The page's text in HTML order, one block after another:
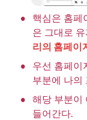
•
핵심은 홈페
은 그대로
리의 홈페이
•
우선 홈페이
부분에 나의
•
해당 부분이
들어간다.